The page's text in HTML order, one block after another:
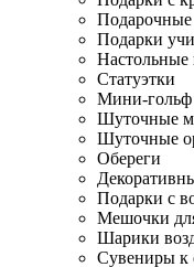
Подарки
Настольные
Статуэтки
Мини-гольф
Шуточные
Шуточные
Обереги
Подарки с
Мешочки
Шарики
Сувениры к